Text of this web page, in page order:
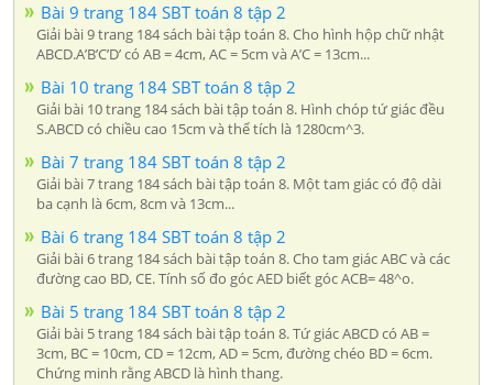
Bài 9 trang 184 SBT toán 8 tập 2
Giải bài 9 trang 184 sách bài tập toán 8. Cho hình hộp chữ nhật
ABCD.A’B’C’D’ có AB = 4cm, AC = 5cm và A’C = 13cm...
Bài 10 trang 184 SBT toán 8 tập 2
Giải bài 10 trang 184 sách bài tập toán 8. Hình chóp tứ giác đều
S.ABCD có chiều cao 15cm và thể tích là 1280cm^3.
Bài 7 trang 184 SBT toán 8 tập 2
Giải bài 7 trang 184 sách bài tập toán 8. Một tam giác có độ dài
ba cạnh là 6cm, 8cm và 13cm...
Bài 6 trang 184 SBT toán 8 tập 2
Giải bài 6 trang 184 sách bài tập toán 8. Cho tam giác ABC và các
đường cao BD, CE. Tính số đo góc AED biết góc ACB= 48^o.
Bài 5 trang 184 SBT toán 8 tập 2
Giải bài 5 trang 184 sách bài tập toán 8. Tứ giác ABCD có AB =
3cm, BC = 10cm, CD = 12cm, AD = 5cm, đường chéo BD = 6cm.
Chứng minh rằng ABCD là hình thang.